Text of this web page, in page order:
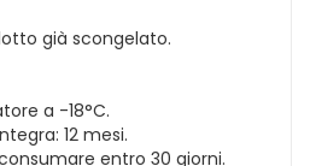
già scongelato.
a -18°C.
12 mesi.
entro 30 giorni.